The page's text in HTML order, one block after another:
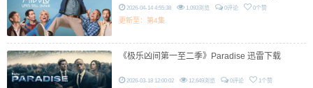
2026-04-14 4:55:38 1,093浏览 0评论 0个赞
更新至：第4集
《极乐凶间第一至二季》Paradise 迅雷下载
2026-03-18 12:00:02 12,649浏览 0评论 1个赞